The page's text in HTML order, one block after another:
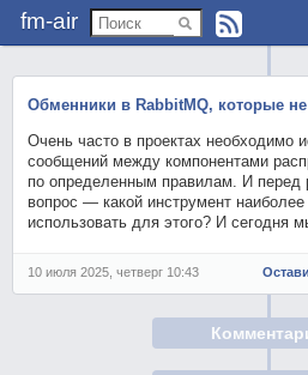
fm-air
Обменники в RabbitMQ, которые
Очень часто в проектах необходимо
сообщений между компонентами
по определенным правилам. И перед
вопрос — какой инструмент
использовать для этого? И сегодня
10 июля 2025, четверг 10:43